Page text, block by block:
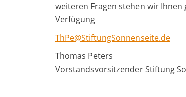
weiteren Fragen stehen wir Ihnen
Verfügung
ThPe@StiftungSonnenseite.de
Thomas Peters
Vorstandsvorsitzender Stiftung